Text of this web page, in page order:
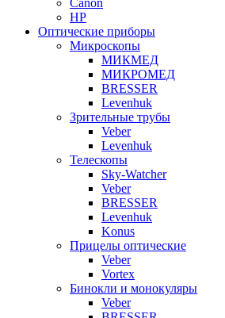
Canon
HP
Оптические приборы
Микроскопы
МИКМЕД
МИКРОМЕД
BRESSER
Levenhuk
Зрительные трубы
Veber
Levenhuk
Телескопы
Sky-Watcher
Veber
BRESSER
Levenhuk
Konus
Прицелы оптические
Veber
Vortex
Бинокли и монокуляры
Veber